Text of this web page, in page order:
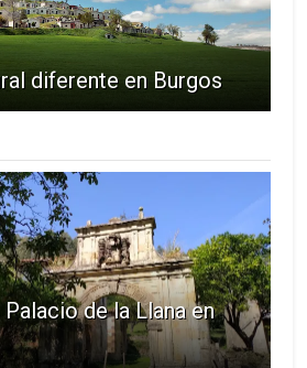
diferente en Burgos
de la Llana en